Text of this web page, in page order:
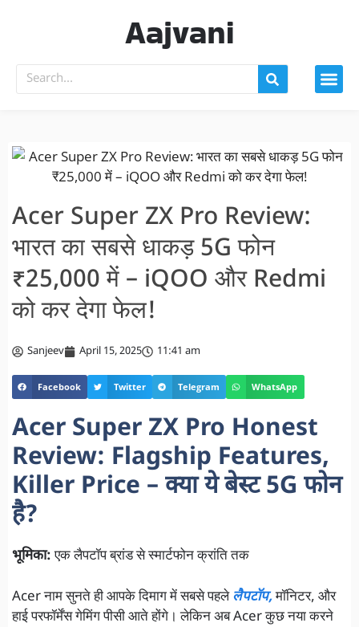
Aajvani
Acer Super ZX Pro Review:
भारत का सबसे धाकड़ 5G फोन
₹25,000 में – iQOO और Redmi
को कर देगा फेल!
Sanjeev April 15, 2025 11:41 am
Facebook Twitter Telegram WhatsApp
Acer Super ZX Pro Honest
Review: Flagship Features,
Killer Price – क्या ये बेस्ट 5G फोन
है?
भूमिका:एक लैपटॉप ब्रांड से स्मार्टफोन क्रांति तक
Acer नाम सुनते ही आपके दिमाग में सबसे पहलेलैपटॉप,मॉनिटर, और
हाई परफॉर्मेंस गेमिंग पीसी आते होंगे। लेकिन अब Acer कुछ नया करने